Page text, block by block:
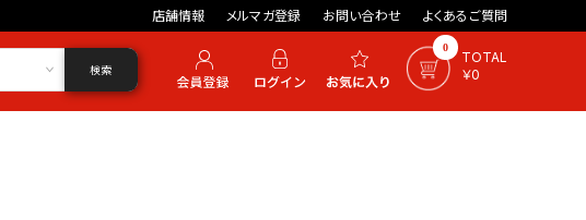
店舗情報 メルマガ登録 お問い合わせ よくあるご質問
0
TOTAL
￥0
検索